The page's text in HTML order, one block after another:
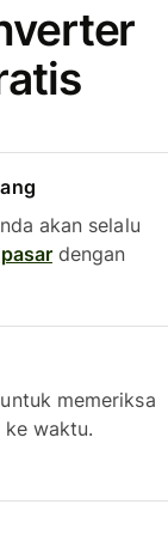
akan selalu
dengan
memeriksa
waktu.